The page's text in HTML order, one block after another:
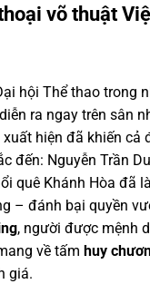
võ thuật
hội Thể thao trong
ra ngay trên sân
hiện đã khiến cả
đến: Nguyễn Trần
quê Khánh Hòa đã
– đánh bại quyền
, người được mệnh
về tấm huy
giá.